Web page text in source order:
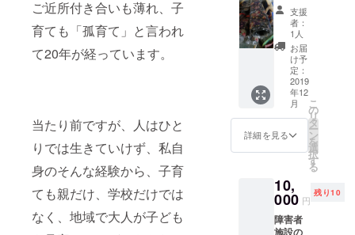
ご近所付き合いも薄れ、子
育ても「孤育て」と言われ
て20年が経っています。
当たり前ですが、人はひと
りでは生きていけず、私自
身のそんな経験から、子育
ても親だけ、学校だけでは
なく、地域で大人が子ども
なりま
す。 写
真とは
実際に
色が異
なる場
合がご
ざいま
す。 ご
了承く
ださ
い。
支援
者：
1人
お届
け予
定：
2019
年12
月
詳細を見る
こ
の
リ
タ
ー
ン
を
選
択
す
る
10,
000 円
残り10
障害者
施設の